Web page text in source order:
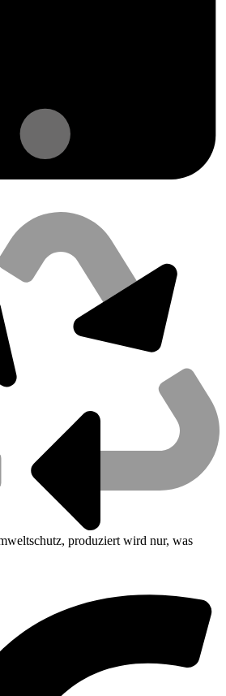
produziert wird nur, was